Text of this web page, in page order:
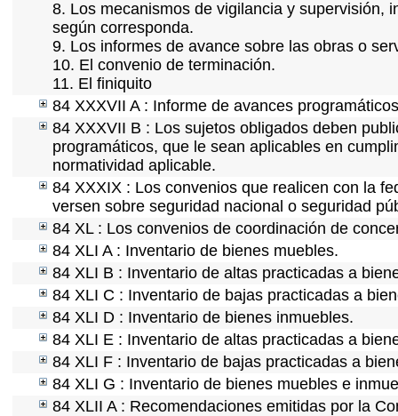
8. Los mecanismos de vigilancia y supervisión,
según corresponda.
9. Los informes de avance sobre las obras o
10. El convenio de terminación.
11. El finiquito
84 XXXVII A : Informe de avances
84 XXXVII B : Los sujetos obligados deben
programáticos, que le sean aplicables en
normatividad aplicable.
84 XXXIX : Los convenios que realicen con la
versen sobre seguridad nacional o seguridad
84 XL : Los convenios de coordinación de
84 XLI A : Inventario de bienes muebles.
84 XLI B : Inventario de altas practicadas a
84 XLI C : Inventario de bajas practicadas a
84 XLI D : Inventario de bienes inmuebles.
84 XLI E : Inventario de altas practicadas a
84 XLI F : Inventario de bajas practicadas a
84 XLI G : Inventario de bienes muebles e
84 XLII A : Recomendaciones emitidas por la